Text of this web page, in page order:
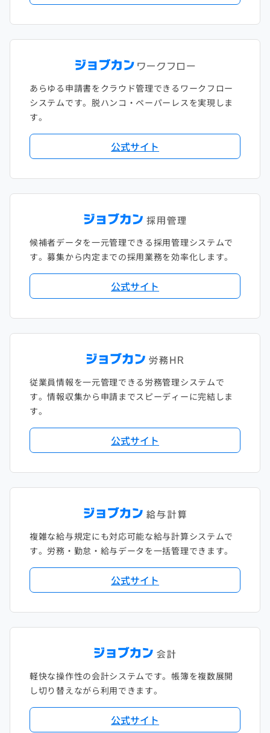
あらゆる申請書をクラウド管理できるワークフロー
システムです。脱ハンコ・ペーパーレスを実現しま
す。
公式サイト
候補者データを一元管理できる採用管理システムで
す。募集から内定までの採用業務を効率化します。
公式サイト
従業員情報を一元管理できる労務管理システムで
す。情報収集から申請までスピーディーに完結しま
す。
公式サイト
複雑な給与規定にも対応可能な給与計算システムで
す。労務・勤怠・給与データを一括管理できます。
公式サイト
軽快な操作性の会計システムです。帳簿を複数展開
し切り替えながら利用できます。
公式サイト